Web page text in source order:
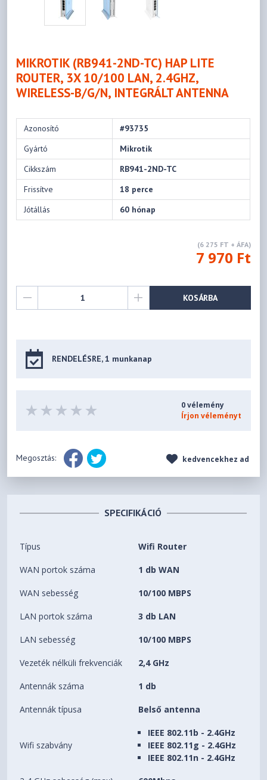
MIKROTIK (RB941-2ND-TC) HAP LITE
ROUTER, 3X 10/100 LAN, 2.4GHZ,
WIRELESS-B/G/N, INTEGRÁLT ANTENNA
Azonosító
#93735
Gyártó
Mikrotik
Cikkszám
RB941-2ND-TC
Frissítve
18 perce
Jótállás
60 hónap
(6 275 FT + ÁFA)
7 970 Ft
KOSÁRBA
RENDELÉSRE, 1 munkanap
0 vélemény
Írjon véleményt
Megosztás: kedvencekhez ad
SPECIFIKÁCIÓ
Típus Wifi Router
WAN portok száma 1 db WAN
WAN sebesség 10/100 MBPS
LAN portok száma 3 db LAN
LAN sebesség 10/100 MBPS
Vezeték nélküli frekvenciák 2,4 GHz
Antennák száma 1 db
Antennák típusa Belső antenna
Wifi szabvány
IEEE 802.11b - 2.4GHz
IEEE 802.11g - 2.4GHz
IEEE 802.11n - 2.4GHz